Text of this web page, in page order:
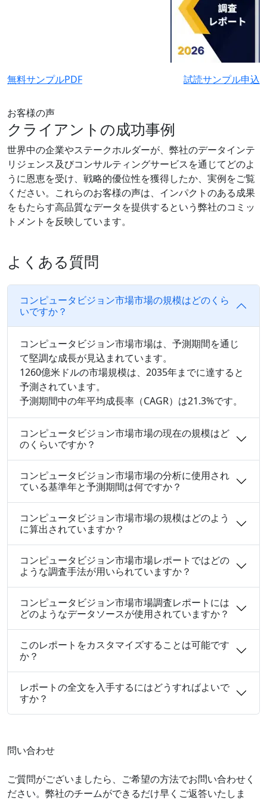
無料サンプルPDF 試読サンプル申込
お客様の声
クライアントの成功事例
世界中の企業やステークホルダーが、弊社のデータインテ
リジェンス及びコンサルティングサービスを通じてどのよ
うに恩恵を受け、戦略的優位性を獲得したか、実例をご覧
ください。これらのお客様の声は、インパクトのある成果
をもたらす高品質なデータを提供するという弊社のコミッ
トメントを反映しています。
よくある質問
コンピュータビジョン市場市場の規模はどのくら
いですか？
コンピュータビジョン市場市場は、予測期間を通じ
て堅調な成長が見込まれています。
1260億米ドルの市場規模は、2035年までに達すると
予測されています。
予測期間中の年平均成長率（CAGR）は21.3%です。
コンピュータビジョン市場市場の現在の規模はど
のくらいですか？
コンピュータビジョン市場市場の分析に使用され
ている基準年と予測期間は何ですか？
コンピュータビジョン市場市場の規模はどのよう
に算出されていますか？
コンピュータビジョン市場市場レポートではどの
ような調査手法が用いられていますか？
コンピュータビジョン市場市場調査レポートには
どのようなデータソースが使用されていますか？
このレポートをカスタマイズすることは可能です
か？
レポートの全文を入手するにはどうすればよいで
すか？
問い合わせ
ご質問がございましたら、ご希望の方法でお問い合わせく
ださい。弊社のチームができるだけ早くご返答いたしま